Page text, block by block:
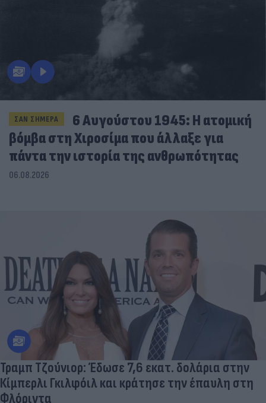
ΣΑΝ ΣΗΜΕΡΑ
6 Αυγούστου 1945: Η ατομική
βόμβα στη Χιροσίμα που άλλαξε για
πάντα την ιστορία της ανθρωπότητας
06.08.2026
Τραμπ Τζούνιορ: Έδωσε 7,6 εκατ. δολάρια στην
Κίμπερλι Γκιλφόιλ και κράτησε την έπαυλη στη
Φλόριντα